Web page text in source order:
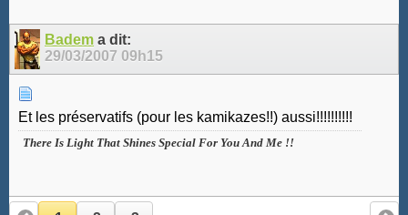
Badem a dit:
29/03/2007 09h15
Et les préservatifs (pour les kamikazes!!) aussi!!!!!!!!!!
There Is Light That Shines Special For You And Me !!